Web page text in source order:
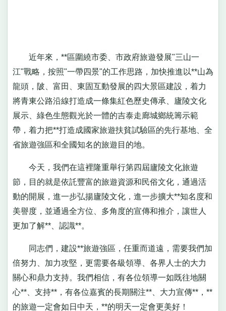
近年來，**區圍繞市委、市政府旅遊發展"三山一
江"戰略，按照"一帶四景"的工作思路，加快推進以**山為
龍頭，陂、富田、東固互動發展的四大景區建設，着力
將青東公路沿線打造成一條集紅色歷史傳承、廬陵文化
展示、綠色生態觀光於一體的吉泰走廊城鄉統籌示範
帶，着力把**打造成國家旅遊扶貧試驗區的先行基地、全
省旅遊強區和全國知名的旅遊目的地。
今天，我們在這裡隆重舉行第四屆廬陵文化旅遊
節，目的就是依託豐富的旅遊資源和民俗文化，通過活
動的開展，進一步弘揚廬陵文化，進一步擴大**知名度和
美譽度，並通過全方位、多角度的宣傳和推介，讓世人
更加了解**、認識**。
同志們，建設**旅遊強區，任重而道遠，需要我們加
倍努力、加力攻堅，更需要各級領導、各界人士的大力
關心和鼎力支持。我們相信，有各位領導一如既往地關
心**、支持**，有各位嘉賓的長期關注**、大力宣傳**，**
的旅遊一定會如日中天，**的明天一定會更美好！